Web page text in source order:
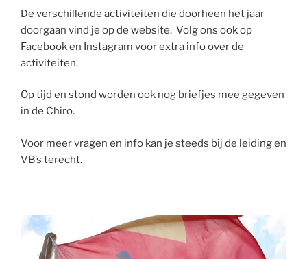
De verschillende activiteiten die doorheen het jaar
doorgaan vind je op de website. Volg ons ook op
Facebook en Instagram voor extra info over de
activiteiten.
Op tijd en stond worden ook nog briefjes mee gegeven
in de Chiro.
Voor meer vragen en info kan je steeds bij de leiding en
VB’s terecht.